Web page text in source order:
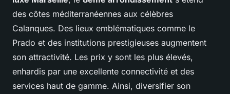
des côtes méditerranéennes aux célèbres
Calanques. Des lieux emblématiques comme le
Prado et des institutions prestigieuses augmentent
son attractivité. Les prix y sont les plus élevés,
enhardis par une excellente connectivité et des
services haut de gamme. Ainsi, diversifier son